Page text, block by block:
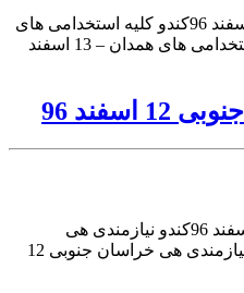
کلیه استخدامی های همدان – 13 اسفند 96کندو کلیه استخدامی های
همدان – 13 اسفند 96 کندوکلیه استخدامی های همدان – 13 اسفند
96
نیازمندی هی خراسان جنوبی 12 اسفند 96کندو نیازمندی هی
خراسان جنوبی 12 اسفند 96 کندونیازمندی هی خراسان جنوبی 12